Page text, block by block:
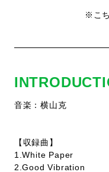
※こ
音楽：横山克
【収録曲】
1.White Paper
2.Good Vibration